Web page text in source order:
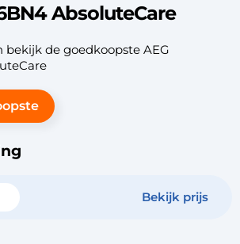
AbsoluteCare
bekijk de goedkoopste AEG
Bekijk prijs